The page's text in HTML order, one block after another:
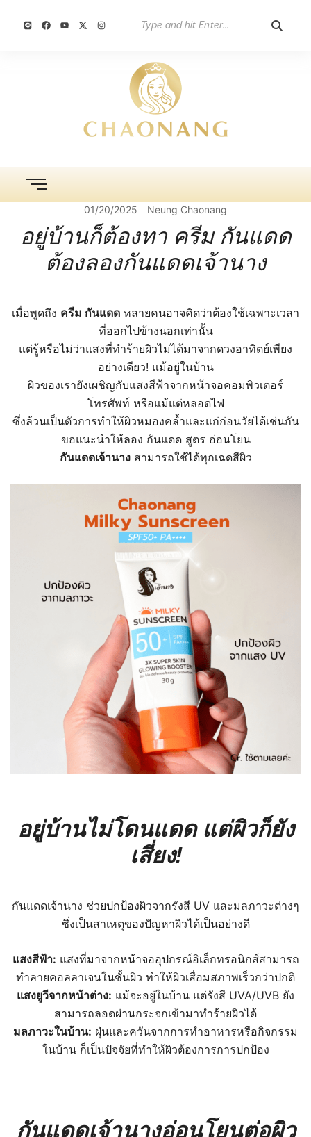
01/20/2025 Neung Chaonang
อยู่บ้านก็ต้องทา ครีม กันแดด
ต้องลองกันแดดเจ้านาง
เมื่อพูดถึง ครีม กันแดด หลายคนอาจคิดว่าต้องใช้เฉพาะเวลา
ที่ออกไปข้างนอกเท่านั้น
แต่รู้หรือไม่ว่าแสงที่ทำร้ายผิวไม่ได้มาจากดวงอาทิตย์เพียง
อย่างเดียว! แม้อยู่ในบ้าน
ผิวของเรายังเผชิญกับแสงสีฟ้าจากหน้าจอคอมพิวเตอร์
โทรศัพท์ หรือแม้แต่หลอดไฟ
ซึ่งล้วนเป็นตัวการทำให้ผิวหมองคล้ำและแก่ก่อนวัยได้เช่นกัน
ขอแนะนำให้ลอง กันแดด สูตร อ่อนโยน
กันแดดเจ้านางสามารถใช้ได้ทุกเฉดสีผิว
อยู่บ้านไม่โดนแดด แต่ผิวก็ยัง
เสี่ยง!
กันแดดเจ้านาง ช่วยปกป้องผิวจากรังสี UV และมลภาวะต่างๆ
ซึ่งเป็นสาเหตุของปัญหาผิวได้เป็นอย่างดี
แสงสีฟ้า: แสงที่มาจากหน้าจออุปกรณ์อิเล็กทรอนิกส์สามารถ
ทำลายคอลลาเจนในชั้นผิว ทำให้ผิวเสื่อมสภาพเร็วกว่าปกติ
แสงยูวีจากหน้าต่าง: แม้จะอยู่ในบ้าน แต่รังสี UVA/UVB ยัง
สามารถลอดผ่านกระจกเข้ามาทำร้ายผิวได้
มลภาวะในบ้าน: ฝุ่นและควันจากการทำอาหารหรือกิจกรรม
ในบ้าน ก็เป็นปัจจัยที่ทำให้ผิวต้องการการปกป้อง
กันแดดเจ้านางอ่อนโยนต่อผิว